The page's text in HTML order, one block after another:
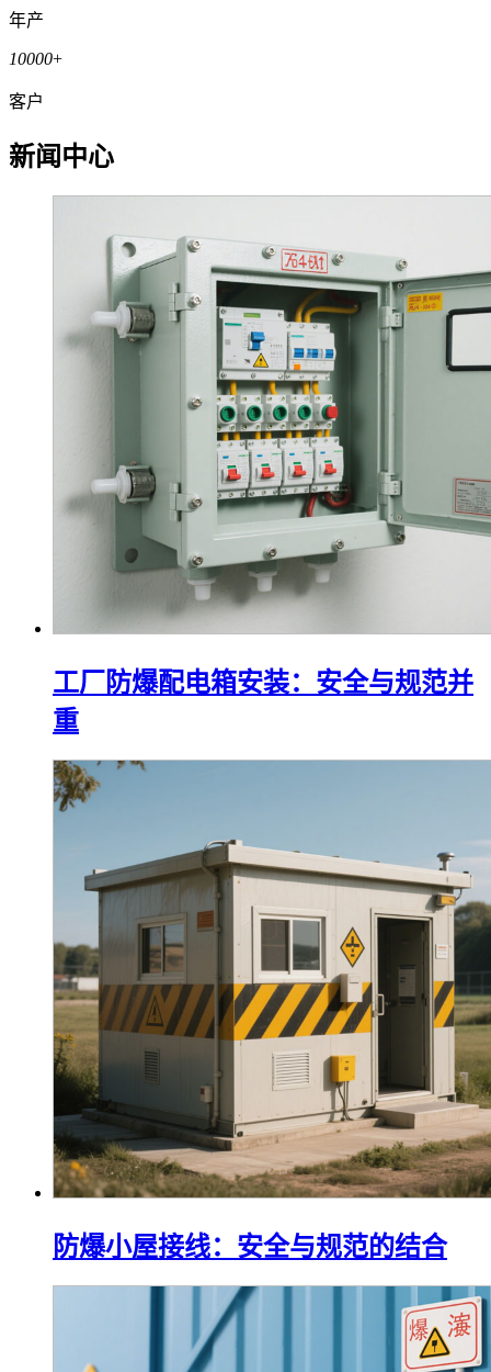
年产
10000+
客户
新闻中心
工厂防爆配电箱安装：安全与规范并
重
防爆小屋接线：安全与规范的结合